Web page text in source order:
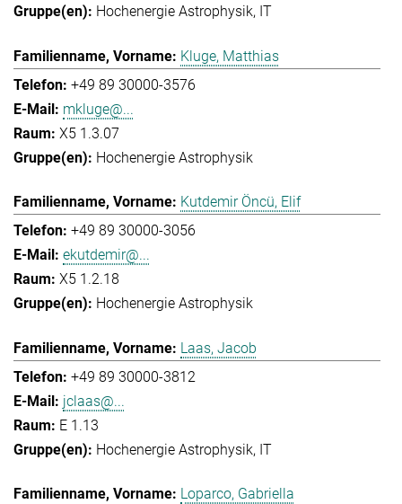
Hochenergie Astrophysik IT
Kluge, Matthias
+49 89 30000-3576
mkluge@...
X5 1.3.07
Hochenergie Astrophysik
Kutdemir Öncü, Elif
+49 89 30000-3056
ekutdemir@...
X5 1.2.18
Hochenergie Astrophysik
Laas, Jacob
+49 89 30000-3812
jclaas@...
E 1.13
Hochenergie Astrophysik IT
Loparco, Gabriella